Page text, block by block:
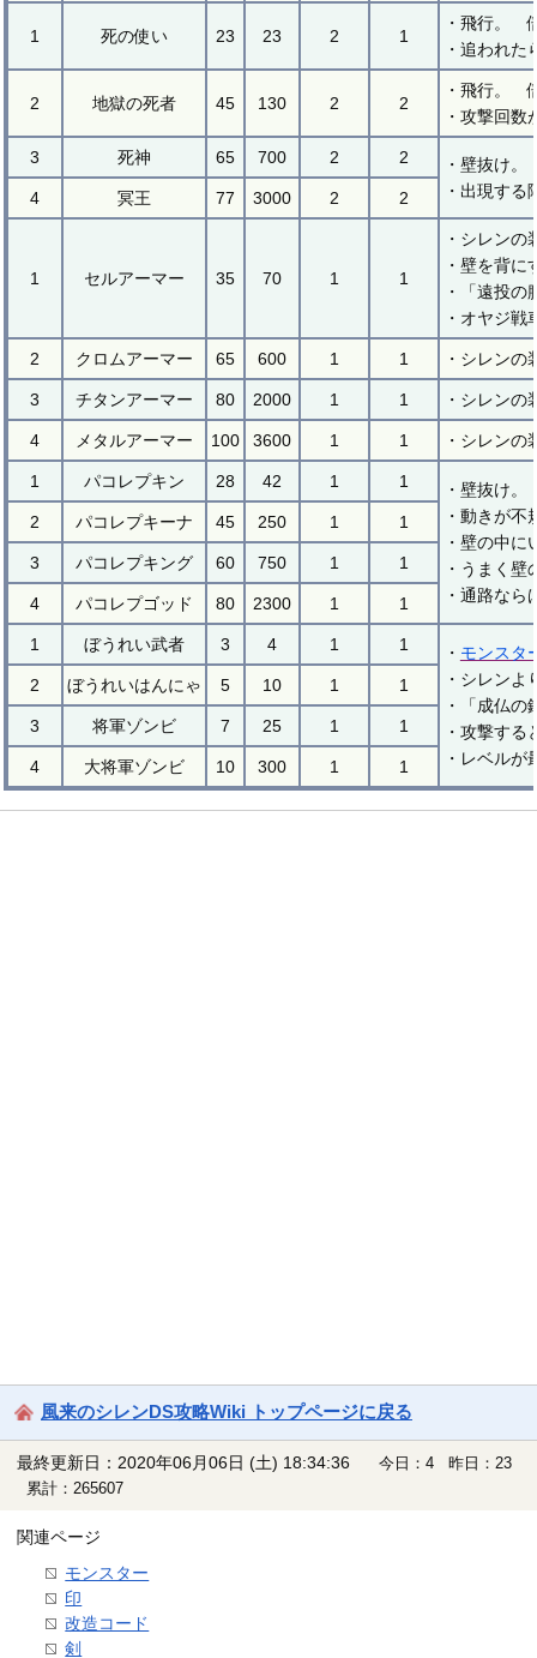
1 死の使い 23 23 2 1
・飛行。
・追われ
2 地獄の死者 45 130 2 2
・飛行。
・攻撃回数
3 死神 65 700 2 2
・壁抜け
・出現す
4 冥王 77 3000 2 2
1 セルアーマー 35 70 1 1
・シレン
・壁を背
・「遠投
・オヤジ戦
2 クロムアーマー 65 600 1 1 ・シレン
3 チタンアーマー 80 2000 1 1 ・シレン
4 メタルアーマー 100 3600 1 1 ・シレン
1 パコレプキン 28 42 1 1
・壁抜け。
・動きが不
・壁の中
・うまく
・通路な
2 パコレプキーナ 45 250 1 1
3 パコレプキング 60 750 1 1
4 パコレプゴッド 80 2300 1 1
1 ぼうれい武者 3 4 1 1 ・ モンスタ
・シレンよ
・「成仏
・攻撃する
・レベルが
2 ぼうれいはんにゃ 5 10 1 1
3 将軍ゾンビ 7 25 1 1
4 大将軍ゾンビ 10 300 1 1
風来のシレンDS攻略Wiki トップページに戻る
最終更新日：2020年06月06日 (土) 18:34:36
今日：4 昨日：23
累計：265607
関連ページ
モンスター
印
改造コード
剣